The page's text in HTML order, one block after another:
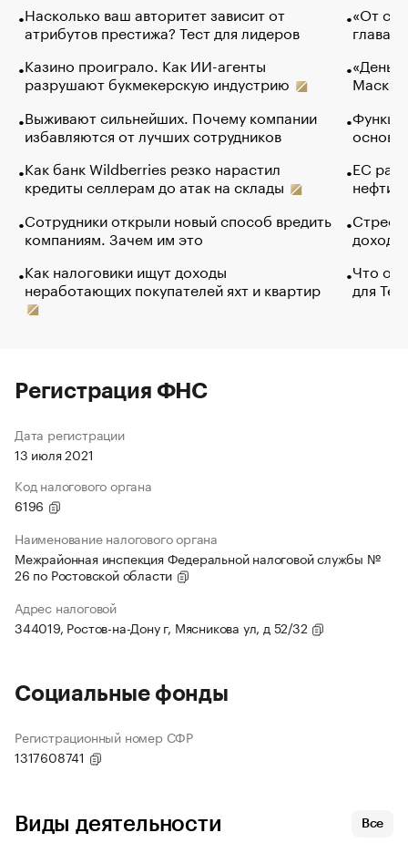
Насколько ваш авторитет зависит от
атрибутов престижа? Тест для лидеров
Казино проиграло. Как ИИ-агенты
разрушают букмекерскую индустрию
Выживают сильнейших. Почему компании
избавляются от лучших сотрудников
Как банк Wildberries резко нарастил
кредиты селлерам до атак на склады
Сотрудники открыли новый способ вредить
компаниям. Зачем им это
Как налоговики ищут доходы
неработающих покупателей яхт и квартир
«От
глава
Маск в
основ
ЕС
нефти
Что
для
Регистрация ФНС
Дата регистрации
13 июля 2021
Код налогового органа
6196
Наименование налогового органа
Межрайонная инспекция Федеральной налоговой службы №
26 по Ростовской области
Адрес налоговой
344019, Ростов-на-Дону г, Мясникова ул, д 52/32
Социальные фонды
Регистрационный номер СФР
1317608741
Виды деятельности Все